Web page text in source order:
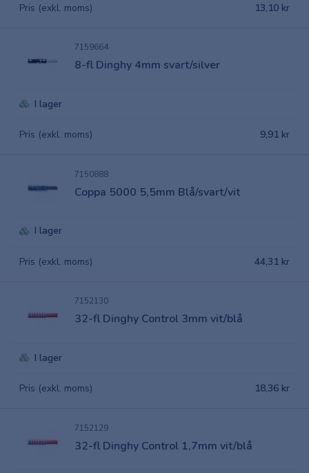
Pris (exkl. moms) 13,10 kr
7159664
8-fl Dinghy 4mm svart/silver
I lager
Pris (exkl. moms) 9,91 kr
7150888
Coppa 5000 5,5mm Blå/svart/vit
I lager
Pris (exkl. moms) 44,31 kr
7152130
32-fl Dinghy Control 3mm vit/blå
I lager
Pris (exkl. moms) 18,36 kr
7152129
32-fl Dinghy Control 1,7mm vit/blå